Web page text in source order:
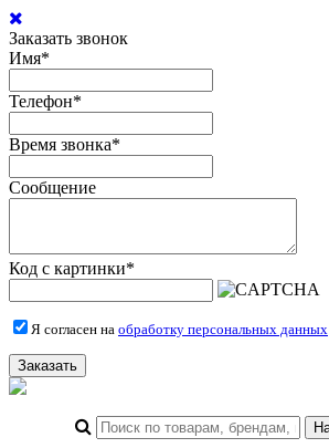
Заказать звонок
Имя*
Телефон*
Время звонка*
Сообщение
Код с картинки*
Я согласен на обработку персональных данных
Заказать